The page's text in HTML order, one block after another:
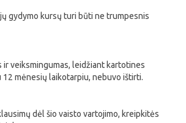
gydymo kursų turi būti ne trumpesnis
ir veiksmingumas, leidžiant kartotines
mėnesių laikotarpiu, nebuvo ištirti.
dėl šio vaisto vartojimo, kreipkitės